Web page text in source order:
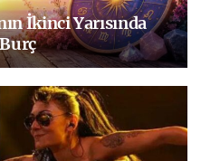
İkinci Yarısında